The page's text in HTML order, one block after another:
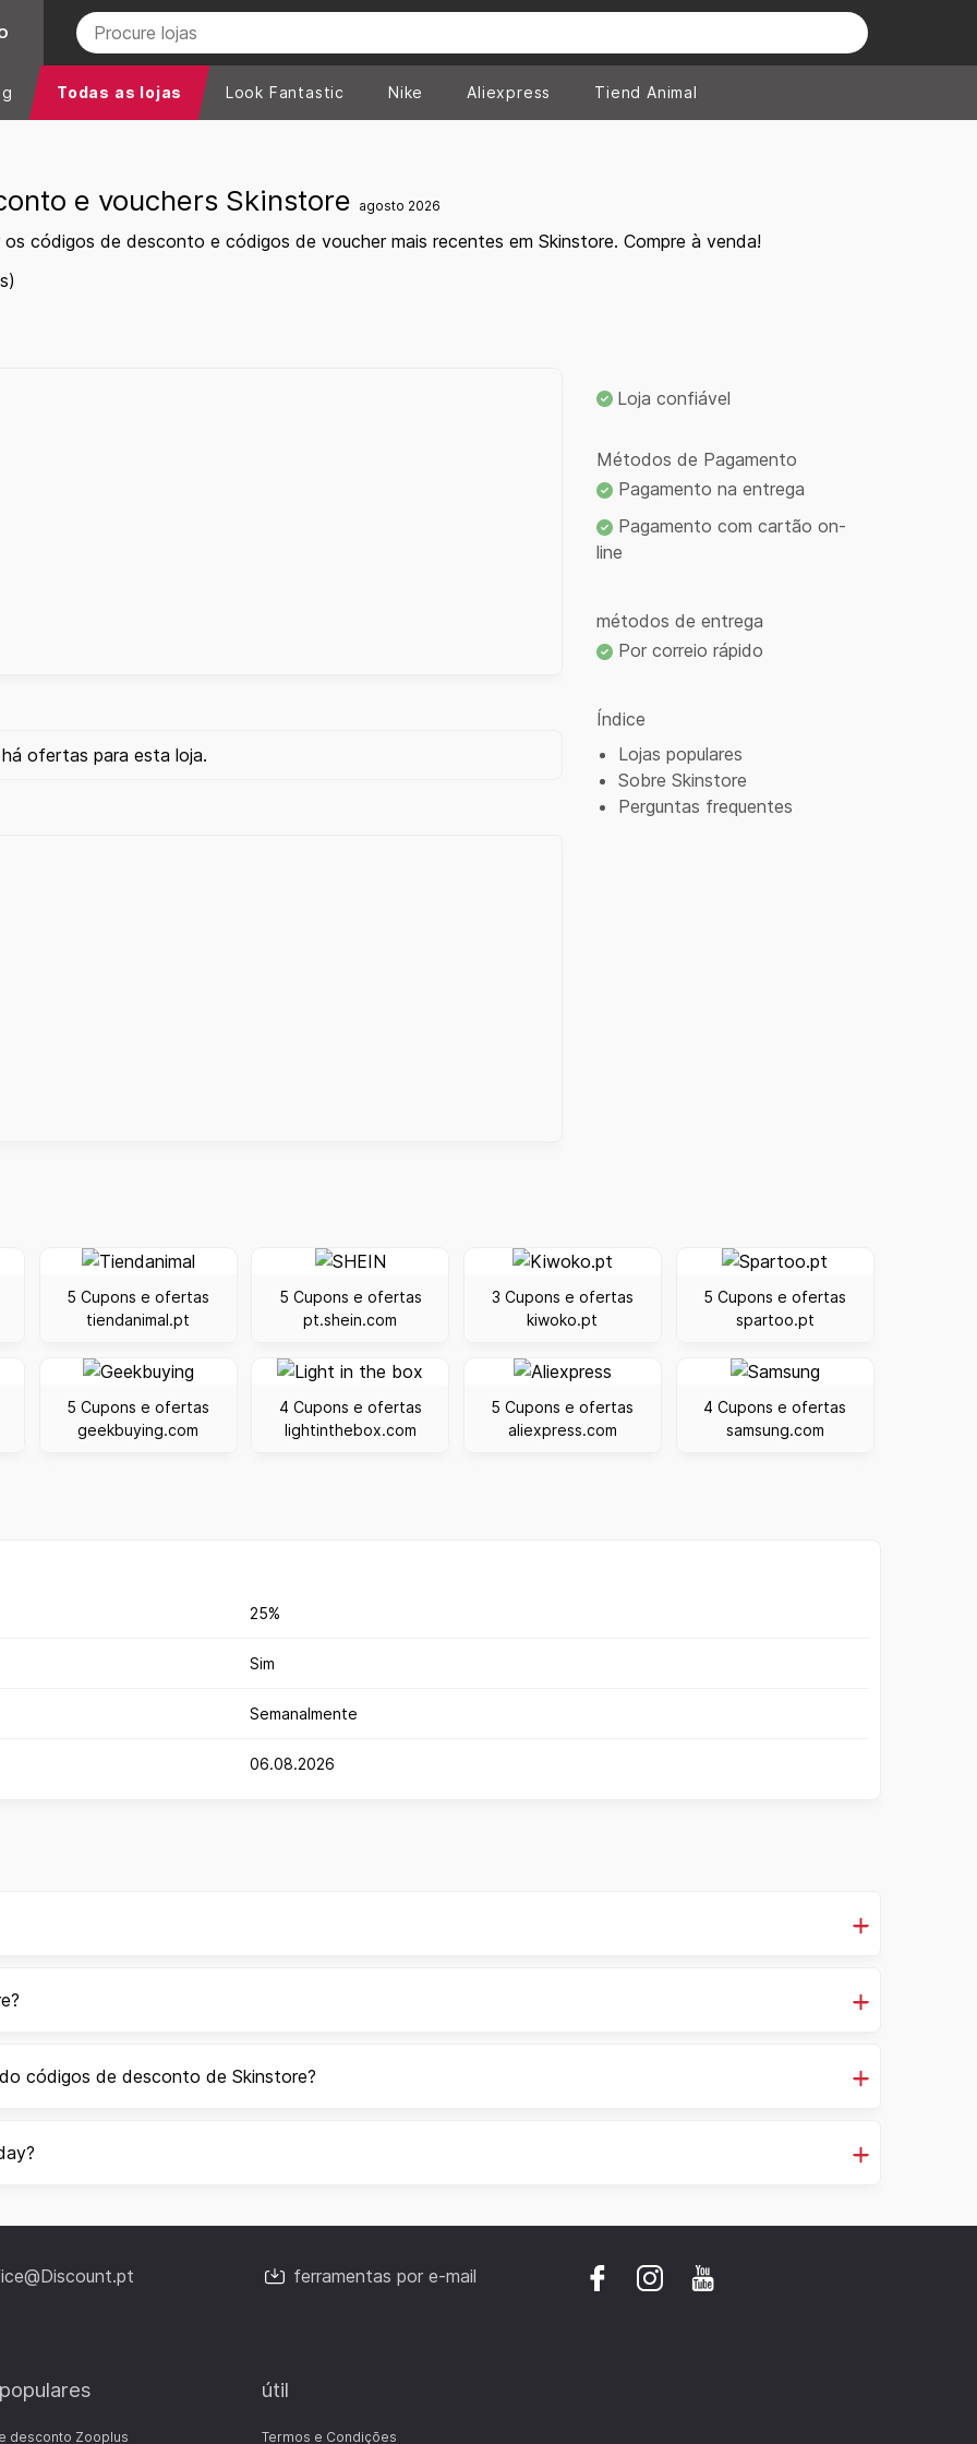
Todas as lojas Look Fantastic Nike Aliexpress Tiend Animal
e vouchers Skinstore agosto 2026
códigos de desconto e códigos de voucher mais recentes em Skinstore. Compre à venda!
ofertas para esta loja.
Loja confiável
Métodos de Pagamento
Pagamento na entrega
Pagamento com cartão on-
line
métodos de entrega
Por correio rápido
Índice
Lojas populares
Sobre Skinstore
Perguntas frequentes
5 Cupons e ofertas
tiendanimal.pt
5 Cupons e ofertas
pt.shein.com
3 Cupons e ofertas
kiwoko.pt
5 Cupons e ofertas
spartoo.pt
5 Cupons e ofertas
geekbuying.com
4 Cupons e ofertas
lightinthebox.com
5 Cupons e ofertas
aliexpress.com
4 Cupons e ofertas
samsung.com
25%
Sim
Semanalmente
06.08.2026
códigos de desconto de Skinstore?
ferramentas por e-mail
desconto Zooplus
útil
Termos e Condições